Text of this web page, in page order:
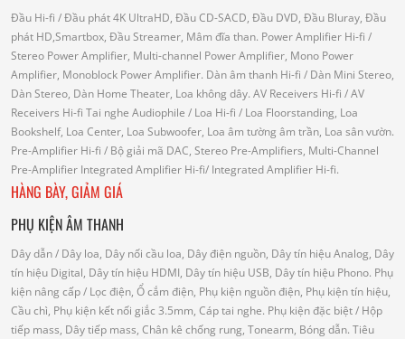
Đầu Hi-fi / Đầu phát 4K UltraHD, Đầu CD-SACD, Đầu DVD, Đầu Bluray, Đầu
phát HD,Smartbox, Đầu Streamer, Mâm đĩa than. Power Amplifier Hi-fi /
Stereo Power Amplifier, Multi-channel Power Amplifier, Mono Power
Amplifier, Monoblock Power Amplifier. Dàn âm thanh Hi-fi / Dàn Mini Stereo,
Dàn Stereo, Dàn Home Theater, Loa không dây. AV Receivers Hi-fi / AV
Receivers Hi-fi Tai nghe Audiophile / Loa Hi-fi / Loa Floorstanding, Loa
Bookshelf, Loa Center, Loa Subwoofer, Loa âm tường âm trần, Loa sân vườn.
Pre-Amplifier Hi-fi / Bộ giải mã DAC, Stereo Pre-Amplifiers, Multi-Channel
Pre-Amplifier Integrated Amplifier Hi-fi/ Integrated Amplifier Hi-fi.
HÀNG BÀY, GIẢM GIÁ
PHỤ KIỆN ÂM THANH
Dây dẫn/ Dây loa, Dây nối cầu loa, Dây điện nguồn, Dây tín hiệu Analog, Dây
tín hiệu Digital, Dây tín hiệu HDMI, Dây tín hiệu USB, Dây tín hiệu Phono. Phụ
kiện nâng cấp/ Lọc điện, Ổ cắm điện, Phụ kiện nguồn điện, Phụ kiện tín hiệu,
Cầu chì, Phụ kiện kết nối giắc 3.5mm, Cáp tai nghe. Phụ kiện đặc biệt/ Hộp
tiếp mass, Dây tiếp mass, Chân kê chống rung, Tonearm, Bóng dẫn. Tiêu